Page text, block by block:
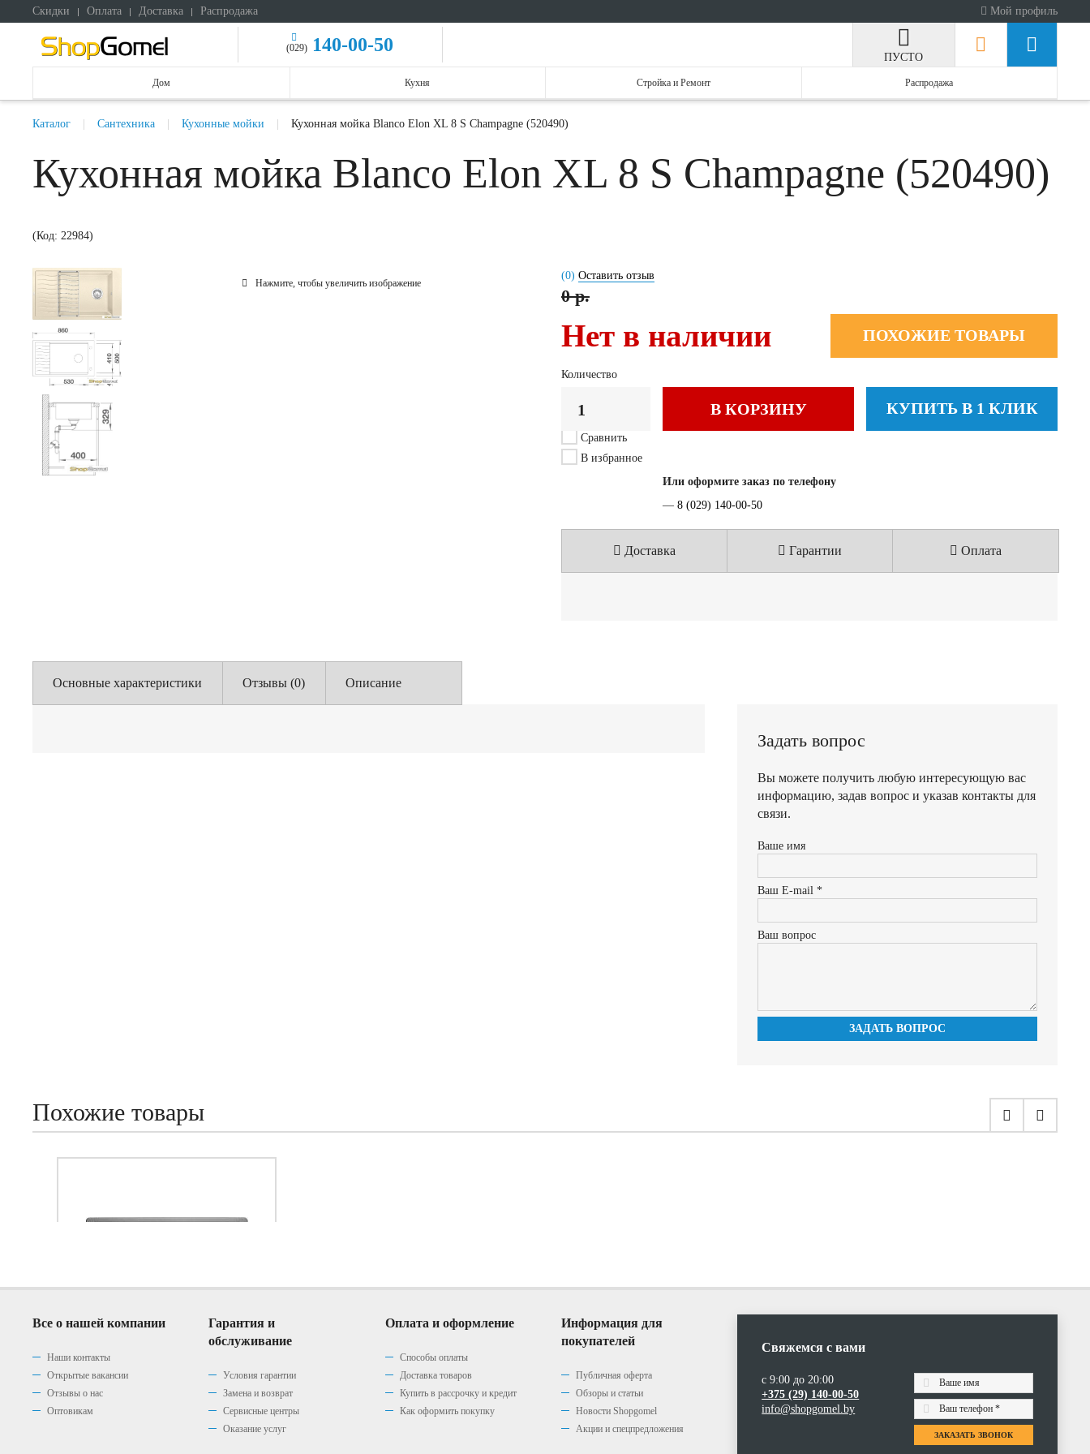
Скидки Оплата Доставка Распродажа Мой профиль
(029) 140-00-50
ПУСТО
Дом Кухня Стройка и Ремонт Распродажа
Каталог Сантехника Кухонные мойки Кухонная мойка Blanco Elon XL 8 S Champagne (520490)
Кухонная мойка Blanco Elon XL 8 S Champagne (520490)
(Код: 22984)
Нажмите, чтобы увеличить изображение
(0) Оставить отзыв
0 р.
Нет в наличии ПОХОЖИЕ ТОВАРЫ
Количество
В КОРЗИНУ КУПИТЬ В 1 КЛИК
Сравнить
В избранное
Или оформите заказ по телефону
— 8 (029) 140-00-50
Доставка Гарантии Оплата
Основные характеристики Отзывы (0) Описание
Задать вопрос
Вы можете получить любую интересующую вас
информацию, задав вопрос и указав контакты для
связи.
Ваше имя
Ваш E-mail *
Ваш вопрос
ЗАДАТЬ ВОПРОС
Похожие товары
Кухонная мойка Blanco
CLASSIC 45 S
Кухонная мойка Blanco Enos
Кухонная мойка Blanco
Кухонная мойка Blanco
Все о нашей компании
Наши контакты
Открытые вакансии
Отзывы о нас
Оптовикам
Гарантия и
обслуживание
Условия гарантии
Замена и возврат
Сервисные центры
Оказание услуг
Оплата и оформление
Способы оплаты
Доставка товаров
Купить в рассрочку и кредит
Как оформить покупку
Информация для
покупателей
Публичная оферта
Обзоры и статьи
Новости Shopgomel
Акции и спецпредложения
Свяжемся с вами
с 9:00 до 20:00
+375 (29) 140-00-50
info@shopgomel.by
ЗАКАЗАТЬ ЗВОНОК